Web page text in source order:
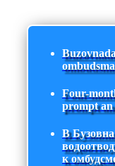
Four-
prompt an
В
к